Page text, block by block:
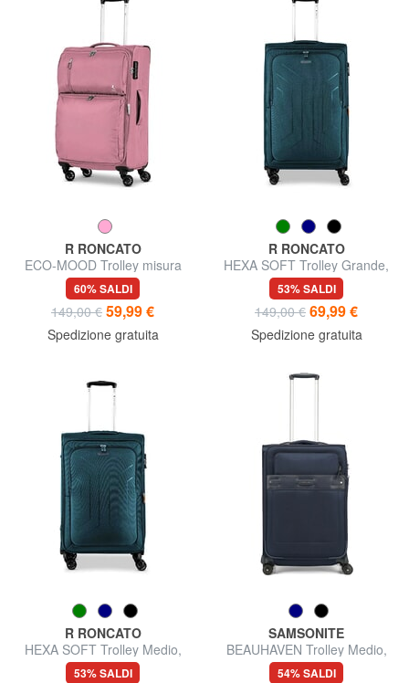
R RONCATO
ECO-MOOD Trolley misura
media espandibile
60% SALDI
149,00 € 59,99 €
Spedizione gratuita
R RONCATO
HEXA SOFT Trolley Grande,
espandibile
53% SALDI
149,00 € 69,99 €
Spedizione gratuita
R RONCATO
HEXA SOFT Trolley Medio,
espandibile
53% SALDI
SAMSONITE
BEAUHAVEN Trolley Medio,
espandibile
54% SALDI